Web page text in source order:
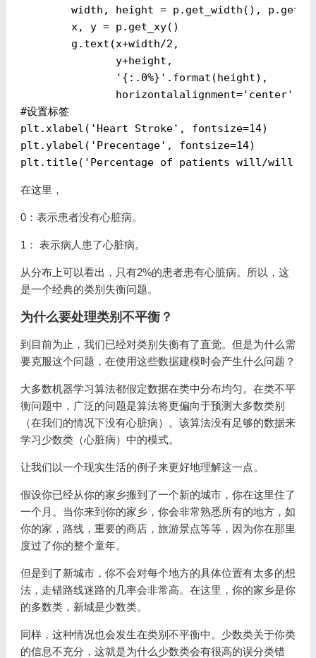
width, height = p.get_width(),
        x, y = p.get_xy()
        g.text(x+width/
2 ,
               y+height,
'{:.0%}' .format(height),
               horizontalalignment=
'center'
#设置标签
plt.xlabel( 'Heart Stroke' , fontsize=14)
plt.ylabel( 'Precentage' , fontsize=14)
plt.title( 'Percentage of patients will/will
在这里，
0：表示患者没有心脏病。
1： 表示病人患了心脏病。
从分布上可以看出，只有2%的患者患有心脏病。所以，这
是一个经典的类别失衡问题。
为什么要处理类别不平衡？
到目前为止，我们已经对类别失衡有了直觉。但是为什么需
要克服这个问题，在使用这些数据建模时会产生什么问题？
大多数机器学习算法都假定数据在类中分布均匀。在类不平
衡问题中，广泛的问题是算法将更偏向于预测大多数类别
（在我们的情况下没有心脏病）。该算法没有足够的数据来
学习少数类（心脏病）中的模式。
让我们以一个现实生活的例子来更好地理解这一点。
假设你已经从你的家乡搬到了一个新的城市，你在这里住了
一个月。当你来到你的家乡，你会非常熟悉所有的地方，如
你的家，路线，重要的商店，旅游景点等等，因为你在那里
度过了你的整个童年。
但是到了新城市，你不会对每个地方的具体位置有太多的想
法，走错路线迷路的几率会非常高。在这里，你的家乡是你
的多数类，新城是少数类。
同样，这种情况也会发生在类别不平衡中。少数类关于你类
的信息不充分，这就是为什么少数类会有很高的误分类错